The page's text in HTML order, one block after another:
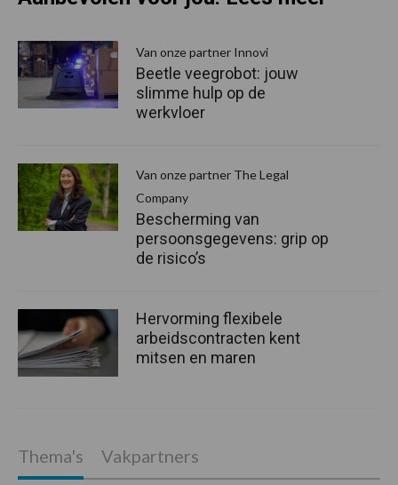
Van onze partner Innovi
Beetle veegrobot: jouw
slimme hulp op de
werkvloer
Van onze partner The Legal
Company
Bescherming van
persoonsgegevens: grip op
de risico’s
Hervorming flexibele
arbeidscontracten kent
mitsen en maren
Thema's Vakpartners